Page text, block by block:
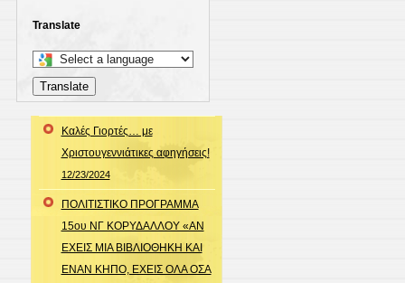
Translate
Select
a
language
translate
page
Translate
Καλές Γιορτές… με
Χριστουγεννιάτικες αφηγήσεις!
12/23/2024
ΠΟΛΙΤΙΣΤΙΚΟ ΠΡΟΓΡΑΜΜΑ
15ου ΝΓ ΚΟΡΥΔΑΛΛΟΥ «ΑΝ
ΕΧΕΙΣ ΜΙΑ ΒΙΒΛΙΟΘΗΚΗ ΚΑΙ
ΕΝΑΝ ΚΗΠΟ, ΕΧΕΙΣ ΟΛΑ ΟΣΑ